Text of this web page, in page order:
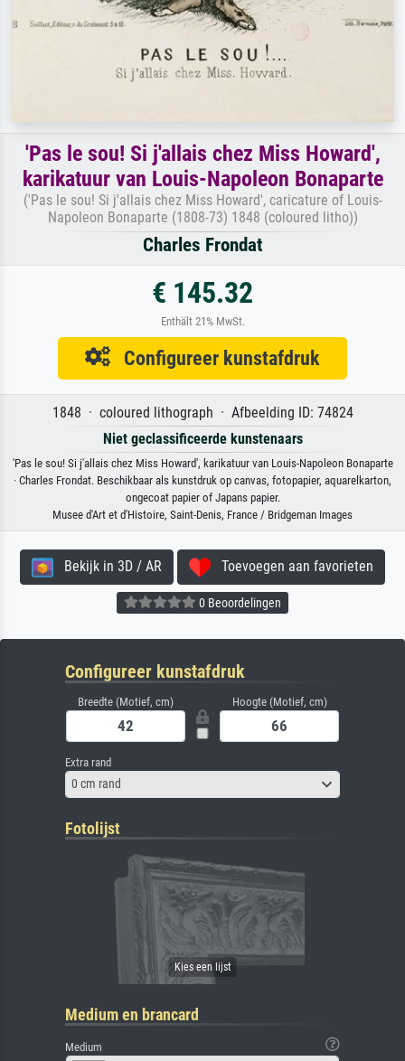
'Pas le sou! Si j'allais chez Miss Howard',
karikatuur van Louis-Napoleon Bonaparte
('Pas le sou! Si j'allais chez Miss Howard', caricature of Louis-
Napoleon Bonaparte (1808-73) 1848 (coloured litho))
Charles Frondat
€ 145.32
Enthält 21% MwSt.
Configureer kunstafdruk
1848 · coloured lithograph · Afbeelding ID: 74824
Niet geclassificeerde kunstenaars
'Pas le sou! Si j'allais chez Miss Howard', karikatuur van Louis-Napoleon Bonaparte
· Charles Frondat. Beschikbaar als kunstdruk op canvas, fotopapier, aquarelkarton,
ongecoat papier of Japans papier.
Musee d'Art et d'Histoire, Saint-Denis, France / Bridgeman Images
Bekijk in 3D / AR Toevoegen aan favorieten
0 Beoordelingen
Configureer kunstafdruk
Breedte (Motief, cm) Hoogte (Motief, cm)
Extra rand
0 cm rand
Fotolijst
Medium en brancard
Medium